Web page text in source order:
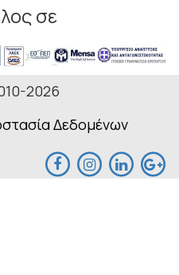
σε
2026
Δεδομένων